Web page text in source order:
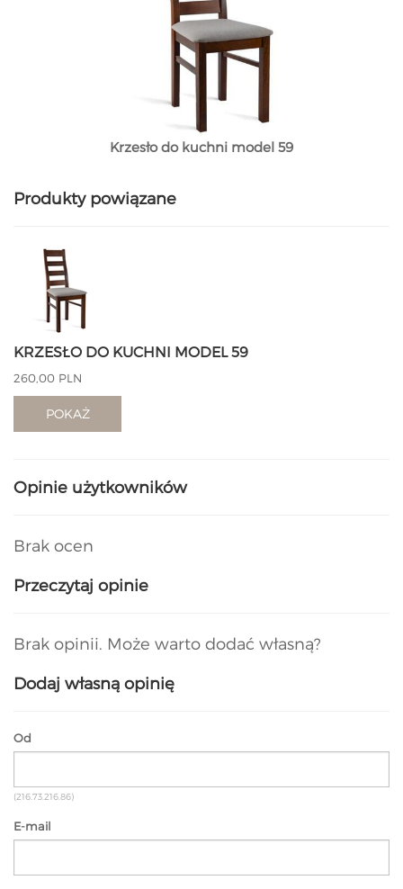
Krzesło do kuchni model 59
Produkty powiązane
KRZESŁO DO KUCHNI MODEL 59
260,00 PLN
POKAŻ
Opinie użytkowników
Brak ocen
Przeczytaj opinie
Brak opinii. Może warto dodać własną?
Dodaj własną opinię
Od
(216.73.216.86)
E-mail